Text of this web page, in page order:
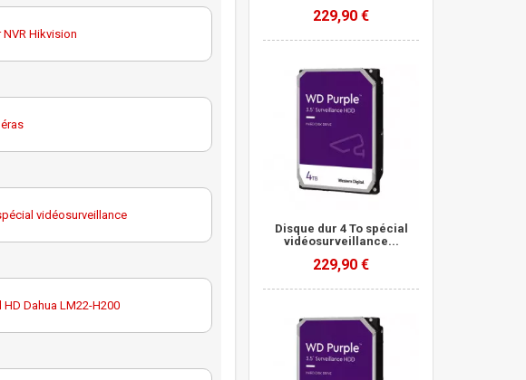
Hikvision
vidéosurveillance
Western Digital Purple
Dahua LM22-H200
Hikvision DS-D5032QE
229,90 €
Disque dur 4 To spécial
vidéosurveillance...
229,90 €